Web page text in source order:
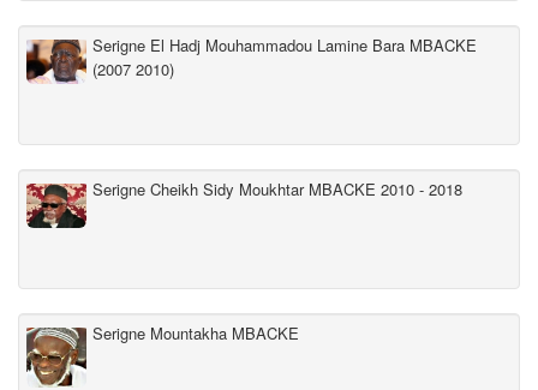
Serigne El Hadj Mouhammadou Lamine Bara MBACKE
(2007 2010)
Serigne Cheikh Sidy Moukhtar MBACKE 2010 - 2018
Serigne Mountakha MBACKE